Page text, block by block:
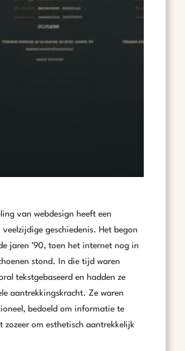
van webdesign heeft een
veelzijdige geschiedenis. Het begon
jaren ’90, toen het internet nog in
stond. In die tijd waren
tekstgebaseerd en hadden ze
aantrekkingskracht. Ze waren
bedoeld om informatie te
zozeer om esthetisch aantrekkelijk